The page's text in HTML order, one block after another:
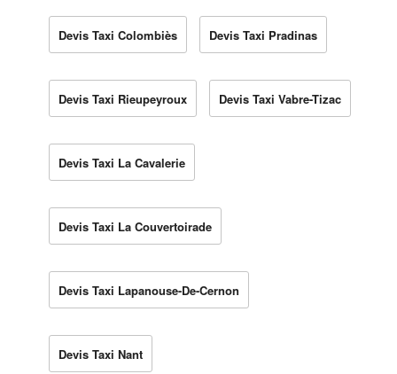
Devis Taxi Colombiès Devis Taxi Pradinas
Devis Taxi Rieupeyroux Devis Taxi Vabre-Tizac
Devis Taxi La Cavalerie
Devis Taxi La Couvertoirade
Devis Taxi Lapanouse-De-Cernon
Devis Taxi Nant